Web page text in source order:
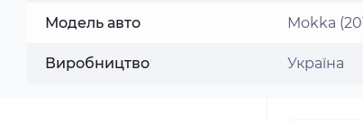
Модель авто Mokka
Виробництво Україна